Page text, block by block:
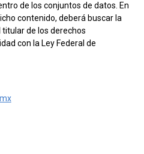
de los conjuntos de datos. En
contenido, deberá buscar la
de los derechos
con la Ley Federal de